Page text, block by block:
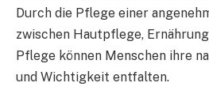
Durch die Pflege einer
zwischen Hautpflege,
Pflege können Menschen ihre
und Wichtigkeit entfalten.